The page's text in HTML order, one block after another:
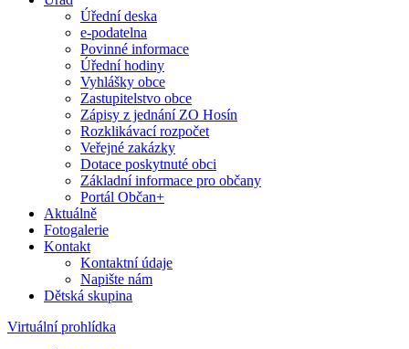
Úřední deska
e-podatelna
Povinné informace
Úřední hodiny
Vyhlášky obce
Zastupitelstvo obce
Zápisy z jednání ZO Hosín
Rozklikávací rozpočet
Veřejné zakázky
Dotace poskytnuté obci
Základní informace pro občany
Portál Občan+
Aktuálně
Fotogalerie
Kontakt
Kontaktní údaje
Napište nám
Dětská skupina
Virtuální prohlídka